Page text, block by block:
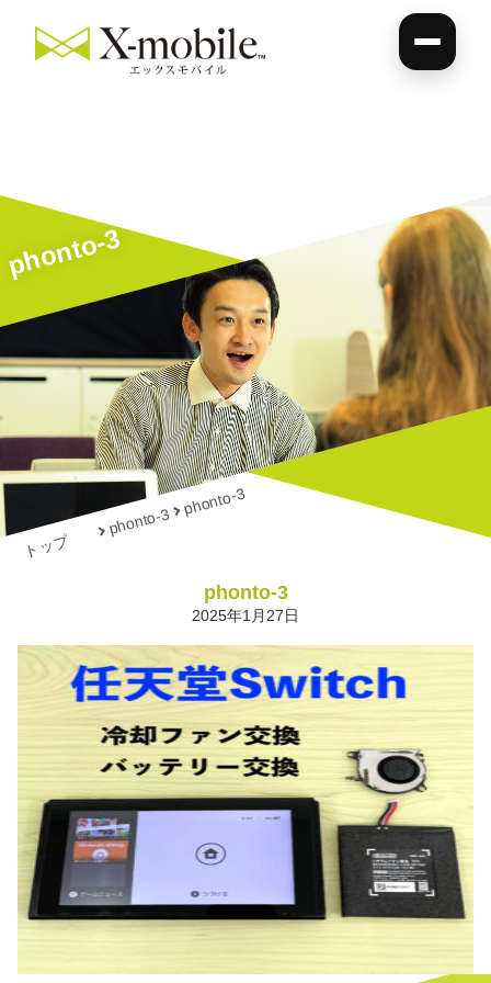
phonto-3
トップ
phonto-3
phonto-3
phonto-3
2025年1月27日